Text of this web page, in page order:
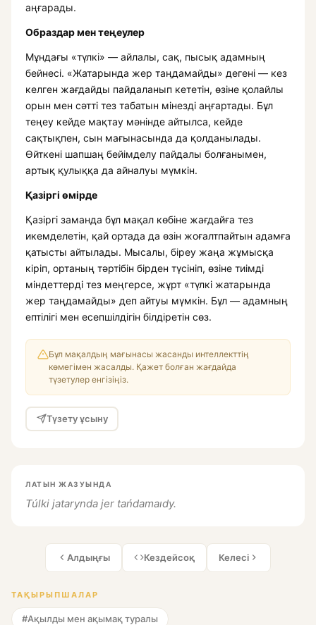
аңғарады.
Образдар мен теңеулер
Мұндағы «түлкі» — айлалы, сақ, пысық адамның
бейнесі. «Жатарында жер таңдамайды» дегені — кез
келген жағдайды пайдаланып кететін, өзіне қолайлы
орын мен сәтті тез табатын мінезді аңғартады. Бұл
теңеу кейде мақтау мәнінде айтылса, кейде
сақтықпен, сын мағынасында да қолданылады.
Өйткені шапшаң бейімделу пайдалы болғанымен,
артық қулыққа да айналуы мүмкін.
Қазіргі өмірде
Қазіргі заманда бұл мақал көбіне жағдайға тез
икемделетін, қай ортада да өзін жоғалтпайтын адамға
қатысты айтылады. Мысалы, біреу жаңа жұмысқа
кіріп, ортаның тәртібін бірден түсініп, өзіне тиімді
міндеттерді тез меңгерсе, жұрт «түлкі жатарында
жер таңдамайды» деп айтуы мүмкін. Бұл — адамның
ептілігі мен есепшілдігін білдіретін сөз.
Бұл мақалдың мағынасы жасанды интеллекттің
көмегімен жасалды. Қажет болған жағдайда
түзетулер енгізіңіз.
Түзету ұсыну
ЛАТЫН ЖАЗУЫНДА
Túlki jatarynda jer tańdamaıdy.
Алдыңғы Кездейсоқ Келесі
ТАҚЫРЫПШАЛАР
#Ақылды мен ақымақ туралы